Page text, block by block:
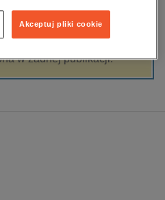
informatyka
Filtrowanie
w żadnej publikacji.
Akceptuj pliki cookie